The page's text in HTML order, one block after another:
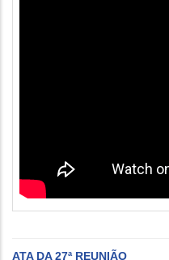
ATA DA 27ª REUNIÃO